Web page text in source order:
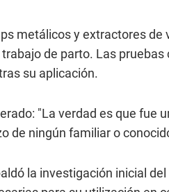
metálicos y extractores
de parto. Las
su aplicación.
"La verdad es que fue
de ningún familiar o
la investigación inicial